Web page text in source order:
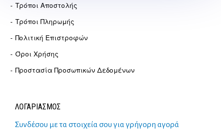
Τρόποι Αποστολής
Τρόποι Πληρωμής
Πολιτική Επιστροφών
Όροι Χρήσης
Προστασία Προσωπικών Δεδομένων
ΛΟΓΑΡΙΑΣΜΟΣ
Συνδέσου με τα στοιχεία σου για γρήγορη αγορά